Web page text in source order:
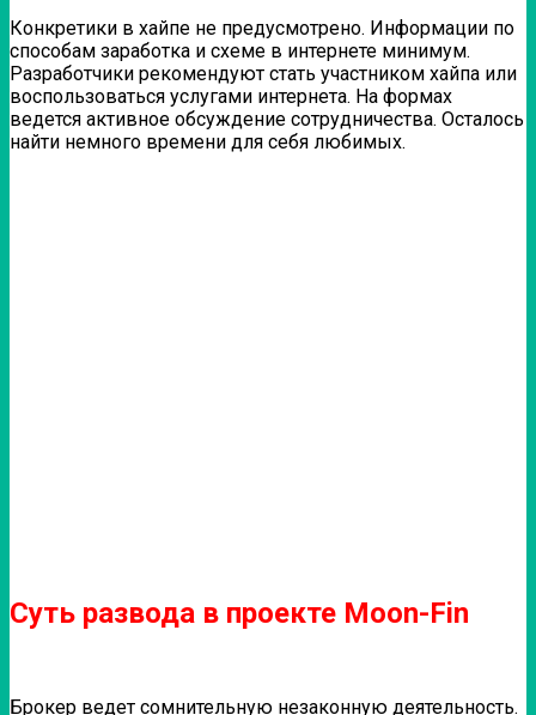
Конкретики в хайпе не предусмотрено. Информации по
способам заработка и схеме в интернете минимум.
Разработчики рекомендуют стать участником хайпа или
воспользоваться услугами интернета. На формах
ведется активное обсуждение сотрудничества. Осталось
найти немного времени для себя любимых.
Суть развода в проекте Moon-Fin
Брокер ведет сомнительную незаконную деятельность.